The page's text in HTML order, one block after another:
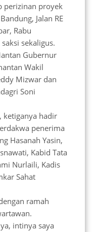
perizinan proyek
Jalan RE
Rabu
sekaligus.
Gubernur
Wakil
Mizwar dan
Soni
ketiganya hadir
penerima
Hasanah Yasin,
Kabid Tata
Nurlaili, Kadis
Sahat
ramah
intinya saya